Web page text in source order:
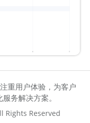
重用户体验，为客户
务解决方案。
Rights Reserved